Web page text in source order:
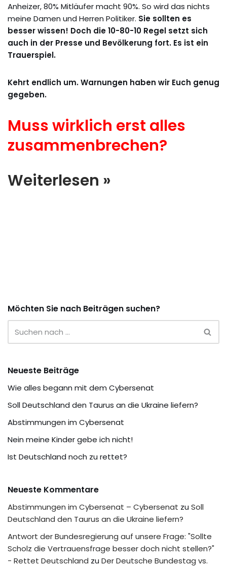
Anheizer, 80% Mitläufer macht 90%. So wird das nichts
meine Damen und Herren Politiker. Sie sollten es
besser wissen! Doch die 10-80-10 Regel setzt sich
auch in der Presse und Bevölkerung fort. Es ist ein
Trauerspiel.
Kehrt endlich um. Warnungen haben wir Euch genug
gegeben.
Muss wirklich erst alles
zusammenbrechen?
Weiterlesen »
Möchten Sie nach Beiträgen suchen?
Neueste Beiträge
Wie alles begann mit dem Cybersenat
Soll Deutschland den Taurus an die Ukraine liefern?
Abstimmungen im Cybersenat
Nein meine Kinder gebe ich nicht!
Ist Deutschland noch zu rettet?
Neueste Kommentare
Abstimmungen im Cybersenat – Cybersenat zu Soll
Deutschland den Taurus an die Ukraine liefern?
Antwort der Bundesregierung auf unsere Frage: "Sollte
Scholz die Vertrauensfrage besser doch nicht stellen?"
- Rettet Deutschland zu Der Deutsche Bundestag vs.